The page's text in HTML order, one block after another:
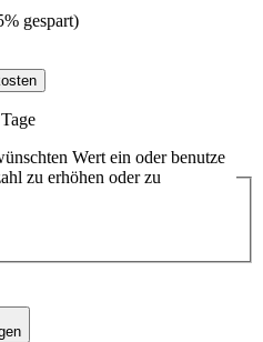
gespart)
Wert ein oder benutze
zu erhöhen oder zu